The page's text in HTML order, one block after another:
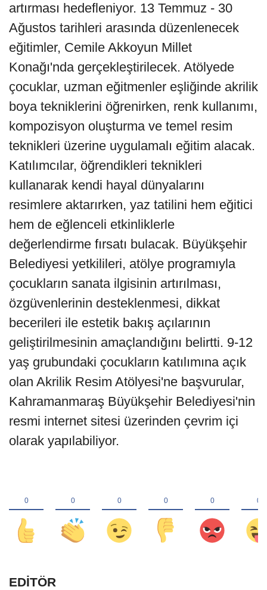
artırması hedefleniyor. 13 Temmuz - 30
Ağustos tarihleri arasında düzenlenecek
eğitimler, Cemile Akkoyun Millet
Konağı'nda gerçekleştirilecek. Atölyede
çocuklar, uzman eğitmenler eşliğinde akrilik
boya tekniklerini öğrenirken, renk kullanımı,
kompozisyon oluşturma ve temel resim
teknikleri üzerine uygulamalı eğitim alacak.
Katılımcılar, öğrendikleri teknikleri
kullanarak kendi hayal dünyalarını
resimlere aktarırken, yaz tatilini hem eğitici
hem de eğlenceli etkinliklerle
değerlendirme fırsatı bulacak. Büyükşehir
Belediyesi yetkilileri, atölye programıyla
çocukların sanata ilgisinin artırılması,
özgüvenlerinin desteklenmesi, dikkat
becerileri ile estetik bakış açılarının
geliştirilmesinin amaçlandığını belirtti. 9-12
yaş grubundaki çocukların katılımına açık
olan Akrilik Resim Atölyesi'ne başvurular,
Kahramanmaraş Büyükşehir Belediyesi'nin
resmi internet sitesi üzerinden çevrim içi
olarak yapılabiliyor.
EDİTÖR